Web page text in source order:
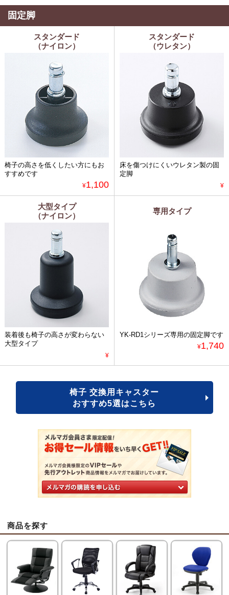
固定脚
スタンダード
（ナイロン）
椅子の高さを低くしたい方にもお
すすめです
¥1,100
スタンダード
（ウレタン）
床を傷つけにくいウレタン製の固
定脚
¥
大型タイプ
（ナイロン）
装着後も椅子の高さが変わらない
大型タイプ
¥
専用タイプ
YK-RD1シリーズ専用の固定脚です
¥1,740
椅子 交換用キャスター
おすすめ5選はこちら
商品を探す